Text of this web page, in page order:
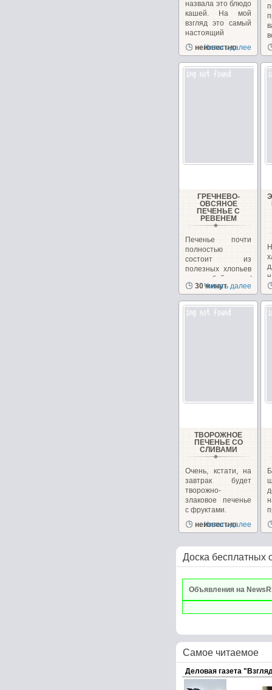
назвала это блюдо
кашей. На мой
взгляд это самый
настоящий
пудинг....
неизвестно
Читать далее
ГРЕЧНЕВО-
ОВСЯНОЕ
ПЕЧЕНЬЕ С
РЕВЕНЕМ
Печенье почти
полностью
состоит из
полезных хлопьев
и отрубей+орехи/
семечки,...
30 минут
Читать далее
ТВОРОЖНОЕ
ПЕЧЕНЬЕ СО
СЛИВАМИ
Очень, кстати, на
завтрак будет
творожно-
злаковое печенье
с фруктами.
неизвестно
Читать далее
Доска бесплатных
Объявления на
Самое читаемое